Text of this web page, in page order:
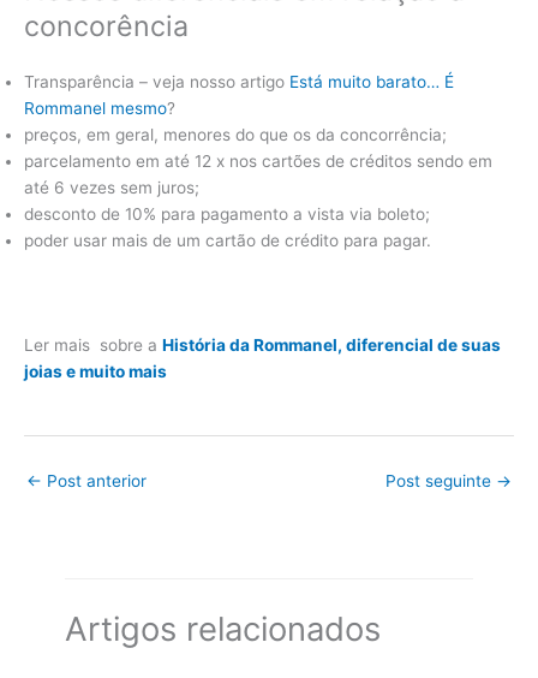
concorência
Transparência – veja nosso artigo Está muito barato… É
Rommanel mesmo?
preços, em geral, menores do que os da concorrência;
parcelamento em até 12 x nos cartões de créditos sendo em
até 6 vezes sem juros;
desconto de 10% para pagamento a vista via boleto;
poder usar mais de um cartão de crédito para pagar.
Ler mais sobre a História da Rommanel, diferencial de suas
joias e muito mais
← Post anterior Post seguinte →
Artigos relacionados